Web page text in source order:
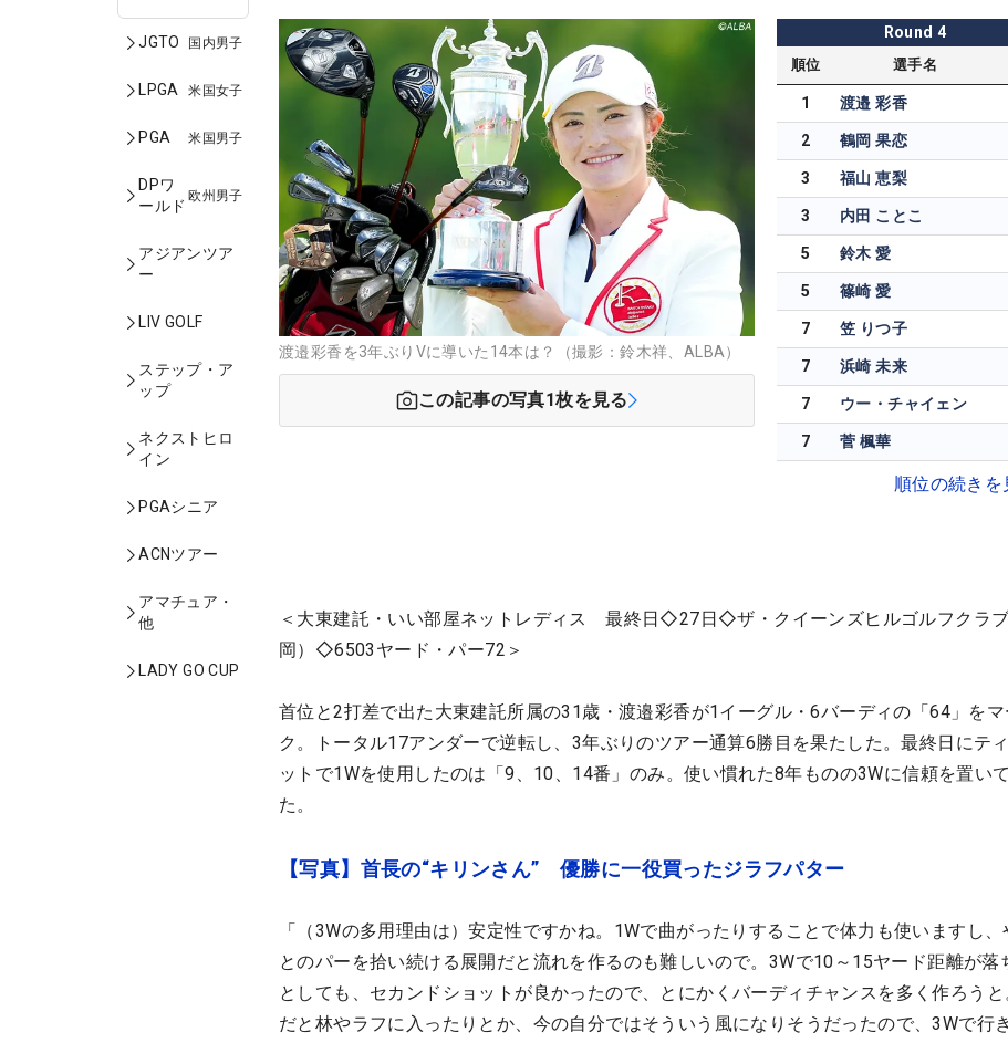
JGTO 国内男子
LPGA 米国女子
PGA 米国男子
DPワ
ールド
欧州男子
アジアンツア
ー
LIV GOLF
ステップ・ア
ップ
ネクストヒロ
イン
PGAシニア
ACNツアー
アマチュア・
他
LADY GO CUP
渡邉彩香を3年ぶりVに導いた14本は？（撮影：鈴木祥、ALBA）
この記事の写真1枚を見る
Round 4
順位 選手名
1 渡邉 彩香
2 鶴岡 果恋
3 福山 恵梨
3 内田 ことこ
5 鈴木 愛
5 篠崎 愛
7 笠 りつ子
7 浜崎 未来
7 ウー・チャイェン
7 菅 楓華
順位の続きを
＜大東建託・いい部屋ネットレディス 最終日◇27日◇ザ・クイーンズヒルゴルフクラ
岡）◇6503ヤード・パー72＞
首位と2打差で出た大東建託所属の31歳・渡邉彩香が1イーグル・6バーディの「64」をマ
ク。トータル17アンダーで逆転し、3年ぶりのツアー通算6勝目を果たした。最終日にテ
ットで1Wを使用したのは「9、10、14番」のみ。使い慣れた8年ものの3Wに信頼を置い
た。
【写真】首長の“キリンさん” 優勝に一役買ったジラフパター
「（3Wの多用理由は）安定性ですかね。1Wで曲がったりすることで体力も使いますし、
とのパーを拾い続ける展開だと流れを作るのも難しいので。3Wで10～15ヤード距離が落
としても、セカンドショットが良かったので、とにかくバーディチャンスを多く作ろうと
だと林やラフに入ったりとか、今の自分ではそういう風になりそうだったので、3Wで行